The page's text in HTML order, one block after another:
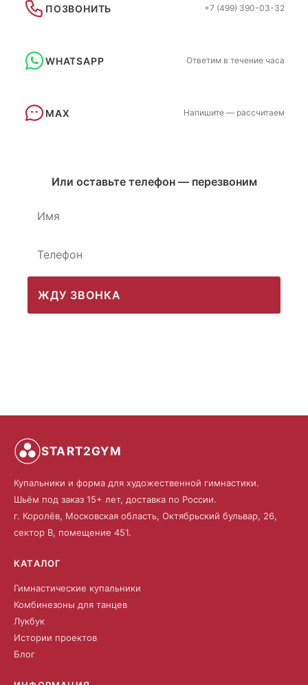
ПОЗВОНИТЬ +7 (499) 390-03-32
WHATSAPP Ответим в течение часа
MAX Напишите — рассчитаем
Или оставьте телефон — перезвоним
ЖДУ ЗВОНКА
START2GYM
Купальники и форма для художественной гимнастики.
Шьём под заказ 15+ лет, доставка по России.
г. Королёв, Московская область, Октябрьский бульвар, 26,
сектор В, помещение 451.
КАТАЛОГ
Гимнастические купальники
Комбинезоны для танцев
Лукбук
Истории проектов
Блог